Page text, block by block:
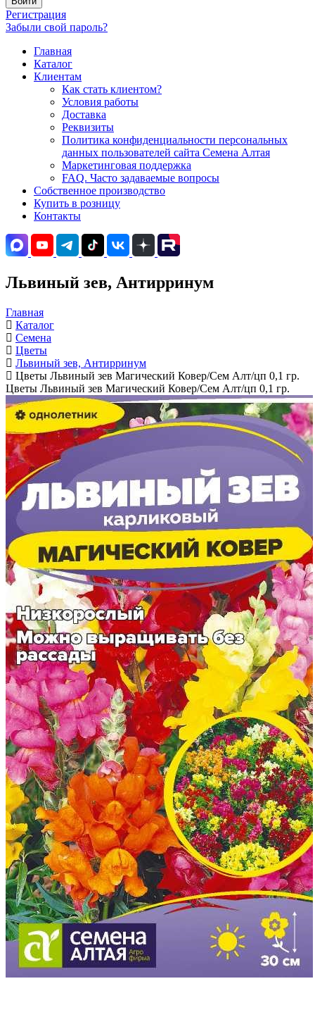
Регистрация
Забыли свой пароль?
Главная
Каталог
Клиентам
Как стать клиентом?
Условия работы
Доставка
Реквизиты
Политика конфиденциальности персональных
данных пользователей сайта Семена Алтая
Маркетинговая поддержка
FAQ. Часто задаваемые вопросы
Собственное производство
Купить в розницу
Контакты
Львиный зев, Антирринум
Главная
Каталог
Семена
Цветы
Львиный зев, Антирринум
Цветы Львиный зев Магический Ковер/Сем Алт/цп 0,1 гр.
Цветы Львиный зев Магический Ковер/Сем Алт/цп 0,1 гр.